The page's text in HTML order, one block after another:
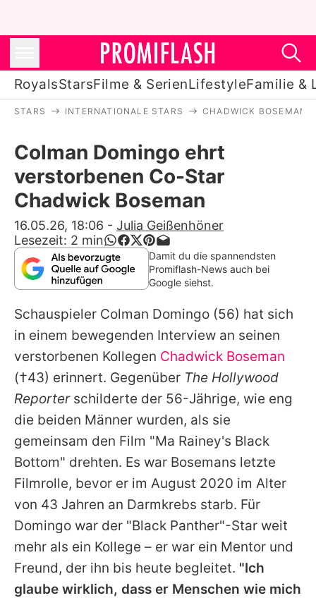
RoyalsStarsFilme & SerienLifestyleFamilie &
Stars
Filme & Serien
Lifestyle
Familie & Liebe
Promiflash Exklusiv
Alle Themen auf Promiflash
Jobs
App runterladen
Team
Redaktionelle Richtlinien
Impressum
Datenschutzerklärung
Utiq verwalten
STARS INTERNATIONALE STARS CHADWICK BOSEMAN
Colman Domingo ehrt
verstorbenen Co-Star
Chadwick Boseman
16.05.26, 18:06 - Julia Geißenhöner
Lesezeit: 2 min
Damit du die spannendsten
Promiflash-News auch bei
Google siehst.
Schauspieler Colman Domingo (56) hat sich
in einem bewegenden Interview an seinen
verstorbenen Kollegen Chadwick Boseman
(†43) erinnert. Gegenüber The Hollywood
Reporterschilderte der 56-Jährige, wie eng
die beiden Männer wurden, als sie
gemeinsam den Film "Ma Rainey's Black
Bottom" drehten. Es war Bosemans letzte
Filmrolle, bevor er im August 2020 im Alter
von 43 Jahren an Darmkrebs starb. Für
Domingo war der "Black Panther"-Star weit
mehr als ein Kollege – er war ein Mentor und
Freund, der ihn bis heute begleitet. "Ich
glaube wirklich, dass er Menschen wie mich